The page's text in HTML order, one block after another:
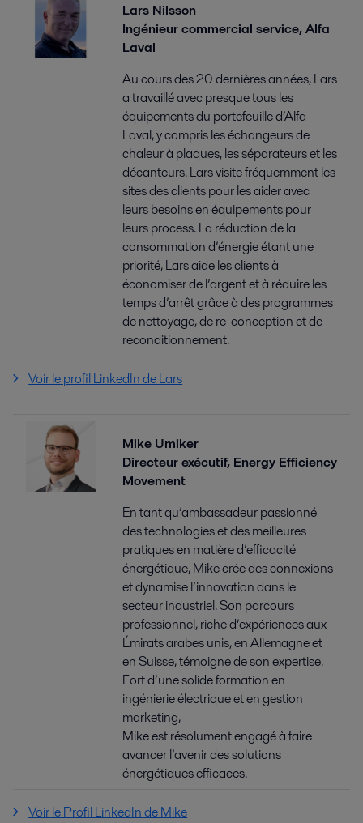
Lars Nilsson
Ingénieur commercial service, Alfa
Laval
Au cours des 20 dernières années, Lars
a travaillé avec presque tous les
équipements du portefeuille d’Alfa
Laval, y compris les échangeurs de
chaleur à plaques, les séparateurs et les
décanteurs. Lars visite fréquemment les
sites des clients pour les aider avec
leurs besoins en équipements pour
leurs process. La réduction de la
consommation d’énergie étant une
priorité, Lars aide les clients à
économiser de l’argent et à réduire les
temps d’arrêt grâce à des programmes
de nettoyage, de re-conception et de
reconditionnement.
Voir le profil LinkedIn de Lars
Mike Umiker
Directeur exécutif, Energy Efficiency
Movement
En tant qu’ambassadeur passionné
des technologies et des meilleures
pratiques en matière d’efficacité
énergétique, Mike crée des connexions
et dynamise l’innovation dans le
secteur industriel. Son parcours
professionnel, riche d’expériences aux
Émirats arabes unis, en Allemagne et
en Suisse, témoigne de son expertise.
Fort d’une solide formation en
ingénierie électrique et en gestion
marketing,
Mike est résolument engagé à faire
avancer l’avenir des solutions
énergétiques efficaces.
Voir le Profil LinkedIn de Mike